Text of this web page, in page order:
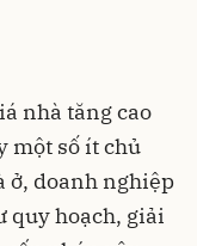
nhà tăng cao
một số ít chủ
ở, doanh nghiệp
quy hoạch, giải